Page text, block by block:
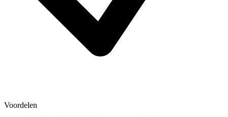
Voordelen